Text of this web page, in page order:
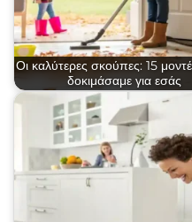
Οι καλύτερες σκούπες: 15
δοκιμάσαμε για εσάς